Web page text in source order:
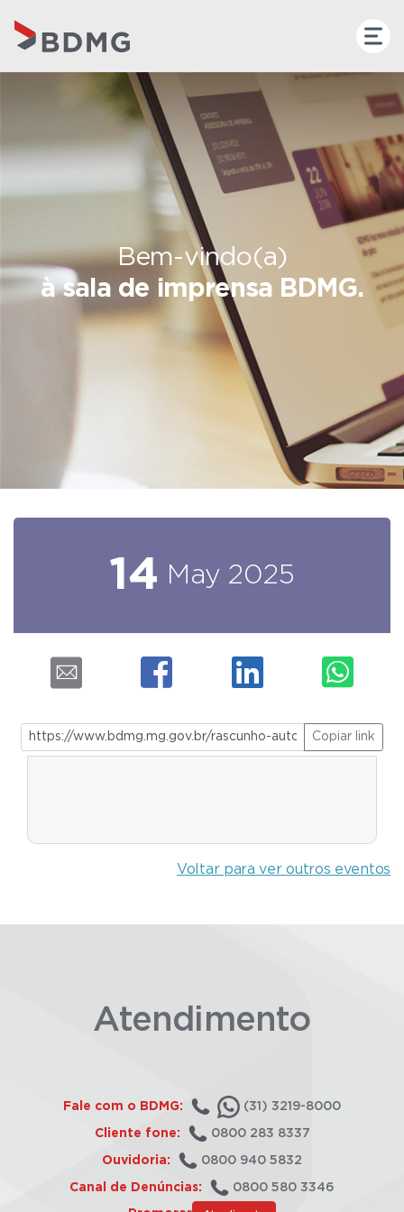
Bem-vindo(a)
à sala de imprensa BDMG.
14 May 2025
Copiar link
Voltar para ver outros eventos
Atendimento
Fale com o BDMG: (31) 3219-8000
Cliente fone: 0800 283 8337
Ouvidoria: 0800 940 5832
Canal de Denúncias: 0800 580 3346